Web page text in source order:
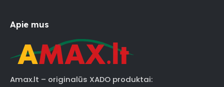
Apie mus
Amax.lt – originalūs XADO produktai: